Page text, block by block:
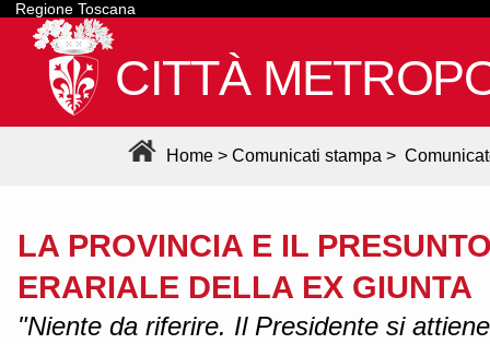
Regione Toscana
CITTÀ
Home > Comunicati stampa >
LA PROVINCIA E IL
ERARIALE DELLA EX GIUNTA
"Niente da riferire. Il Presidente si